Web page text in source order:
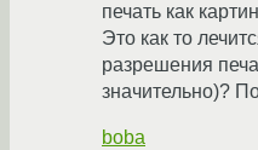
печать как
Это как то
разрешения
значительно)?
boba